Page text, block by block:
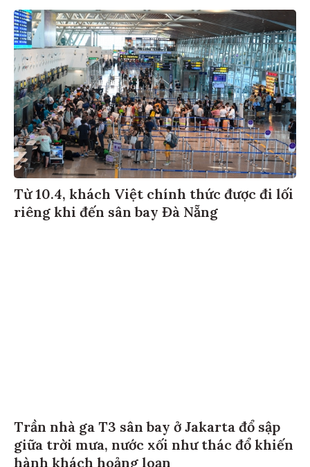
Từ 10.4, khách Việt chính thức được đi lối
riêng khi đến sân bay Đà Nẵng
Trần nhà ga T3 sân bay ở Jakarta đổ sập
giữa trời mưa, nước xối như thác đổ khiến
hành khách hoảng loạn